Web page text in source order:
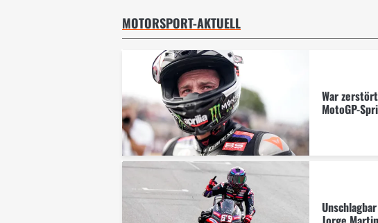
MOTORSPORT-AKTUELL
War
MotoGP-